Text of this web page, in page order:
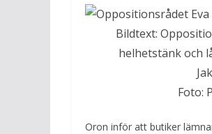
Bildtext:
helhetstänk och
Foto:
Oron inför att butiker